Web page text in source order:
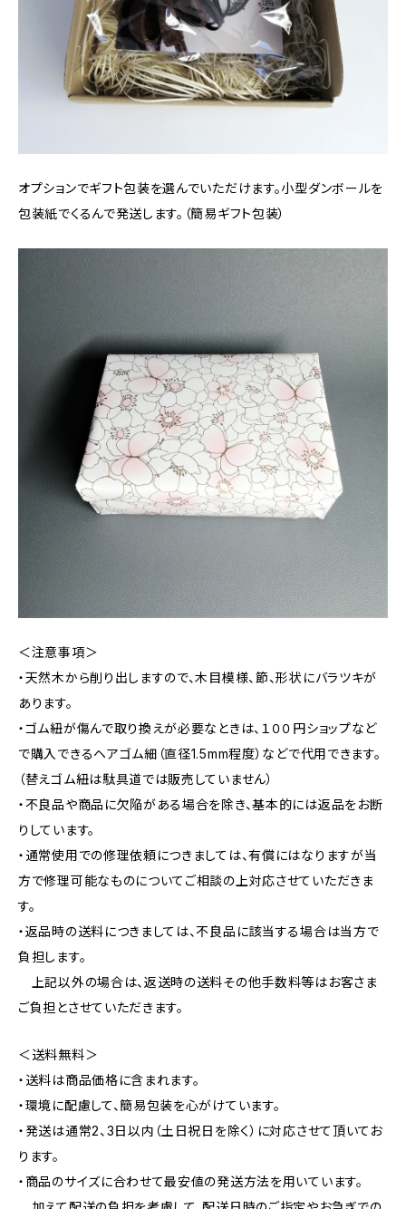
オプションでギフト包装を選んでいただけます。小型ダンボールを
包装紙でくるんで発送します。（簡易ギフト包装）
＜注意事項＞
・天然木から削り出しますので、木目模様、節、形状にバラツキが
あります。
・ゴム紐が傷んで取り換えが必要なときは、１００円ショップなど
で購入できるヘアゴム細（直径1.5mm程度）などで代用できます。
（替えゴム紐は駄具道では販売していません）
・不良品や商品に欠陥がある場合を除き、基本的には返品をお断
りしています。
・通常使用での修理依頼につきましては、有償にはなりますが当
方で修理可能なものについてご相談の上対応させていただきま
す。
・返品時の送料につきましては、不良品に該当する場合は当方で
負担します。
上記以外の場合は、返送時の送料その他手数料等はお客さま
ご負担とさせていただきます。
＜送料無料＞
・送料は商品価格に含まれます。
・環境に配慮して、簡易包装を心がけています。
・発送は通常2、3日以内（土日祝日を除く）に対応させて頂いてお
ります。
・商品のサイズに合わせて最安値の発送方法を用いています。